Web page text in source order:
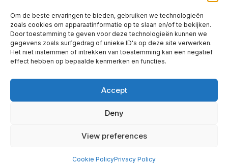
Om de beste ervaringen te bieden, gebruiken we technologieën
zoals cookies om apparaatinformatie op te slaan en/of te bekijken.
Door toestemming te geven voor deze technologieën kunnen we
gegevens zoals surfgedrag of unieke ID's op deze site verwerken.
Het niet instemmen of intrekken van toestemming kan een negatief
effect hebben op bepaalde kenmerken en functies.
Accept
Deny
View preferences
Cookie PolicyPrivacy Policy
Contact